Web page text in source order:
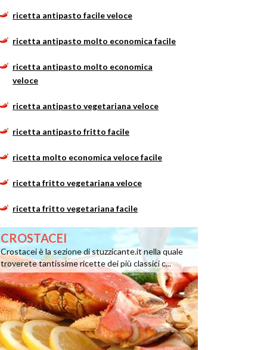
ricetta antipasto facile veloce
ricetta antipasto molto economica facile
ricetta antipasto molto economica
veloce
ricetta antipasto vegetariana veloce
ricetta antipasto fritto facile
ricetta molto economica veloce facile
ricetta fritto vegetariana veloce
ricetta fritto vegetariana facile
CROSTACEI
Crostacei è la sezione di stuzzicante.it nella quale
troverete tantissime ricette dei più classici c...